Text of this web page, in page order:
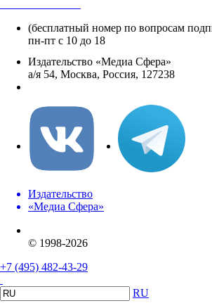
(бесплатный номер по вопросам
пн-пт с 10 до 18
Издательство «Медиа Сфера»
а/я 54, Москва, Россия, 127238
Издательство
«Медиа Сфера»
© 1998-2026
+7 (495) 482-43-29
RU